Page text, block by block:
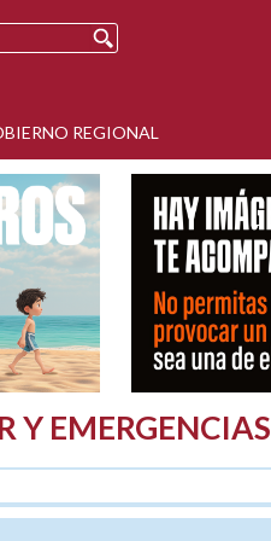
REGIONAL
Y EMERGENCIAS